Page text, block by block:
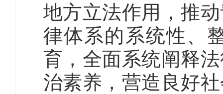
地方立法作用，推
律体系的系统性、
育，全面系统阐释
治素养，营造良好